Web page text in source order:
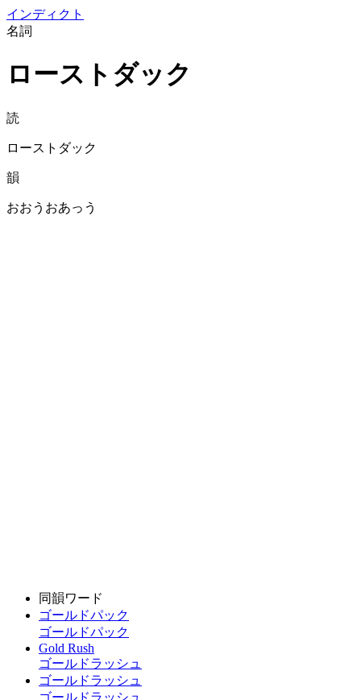
インディクト
名詞
ローストダック
読
ローストダック
韻
おおうおあっう
同韻ワード
ゴールドパック
ゴールドパック
Gold Rush
ゴールドラッシュ
ゴールドラッシュ
ゴールドラッシュ